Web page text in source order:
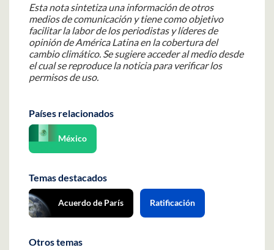
Esta nota sintetiza una información de otros
medios de comunicación y tiene como objetivo
facilitar la labor de los periodistas y líderes de
opinión de América Latina en la cobertura del
cambio climático. Se sugiere acceder al medio desde
el cual se reproduce la noticia para verificar los
permisos de uso.
Países relacionados
México
Temas destacados
Acuerdo de París Ratificación
Otros temas